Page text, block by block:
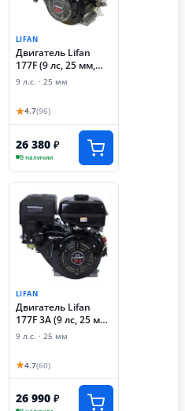
LIFAN
Двигатель Lifan
177F (9 лс, 25 мм,
разболтовка 80х80)
9 л.с. · 25 мм
★4.7(96)
26 380 ₽
В наличии
LIFAN
Двигатель Lifan
177F 3А (9 лс, 25 мм,
разболтовка 80х80,
3А)
9 л.с. · 25 мм
★4.7(60)
26 990 ₽